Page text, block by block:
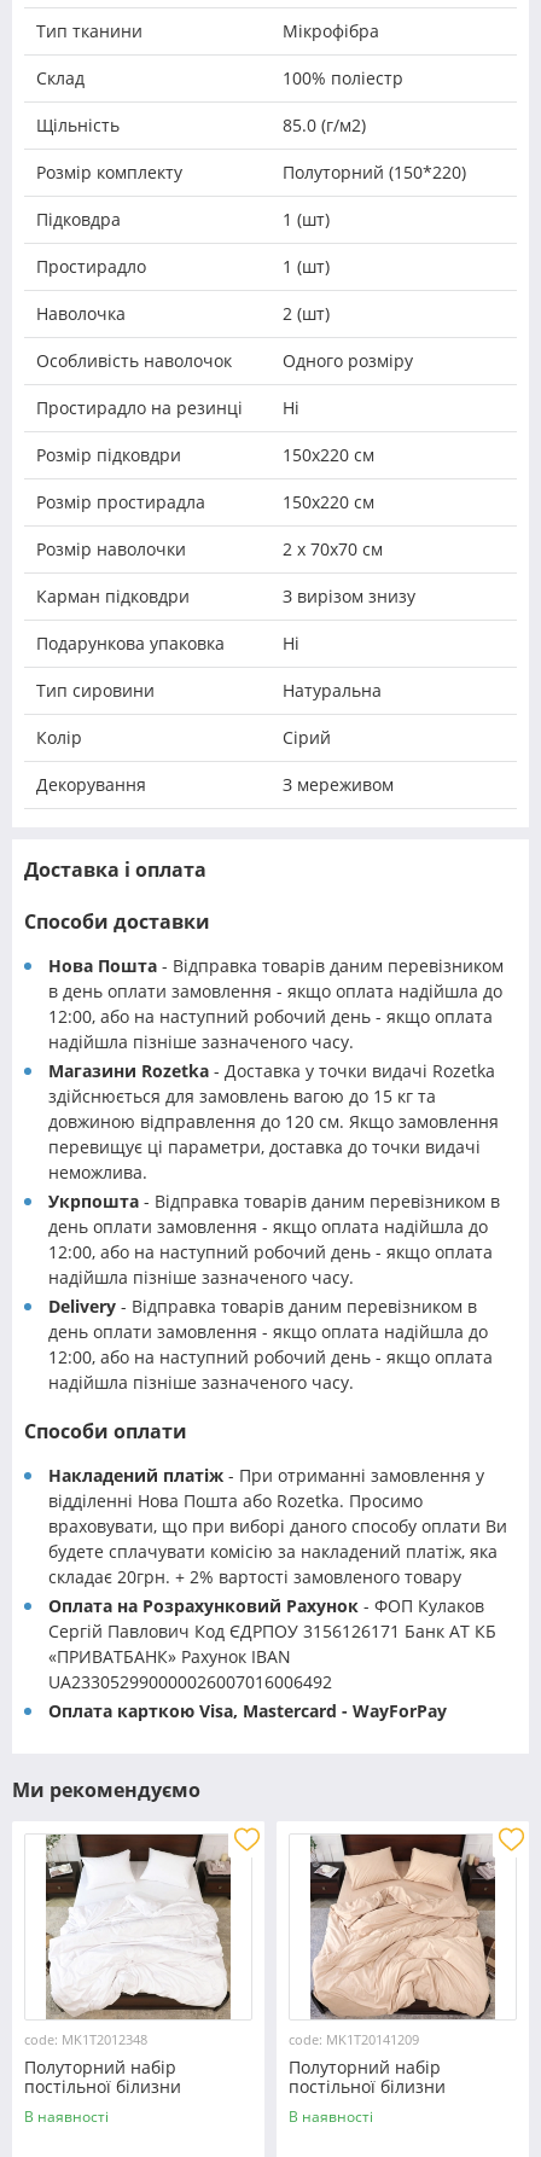
Тип тканини Мікрофібра
Склад 100% поліестр
Щільність 85.0 (г/м2)
Розмір комплекту Полуторний (150*220)
Підковдра 1 (шт)
Простирадло 1 (шт)
Наволочка 2 (шт)
Особливість наволочок Одного розміру
Простирадло на резинці Ні
Розмір підковдри 150х220 см
Розмір простирадла 150х220 см
Розмір наволочки 2 х 70х70 см
Карман підковдри З вирізом знизу
Подарункова упаковка Ні
Тип сировини Натуральна
Колір Сірий
Декорування З мереживом
Доставка і оплата
Способи доставки
Нова Пошта - Відправка товарів даним перевізником
в день оплати замовлення - якщо оплата надійшла до
12:00, або на наступний робочий день - якщо оплата
надійшла пізніше зазначеного часу.
Магазини Rozetka - Доставка у точки видачі Rozetka
здійснюється для замовлень вагою до 15 кг та
довжиною відправлення до 120 см. Якщо замовлення
перевищує ці параметри, доставка до точки видачі
неможлива.
Укрпошта - Відправка товарів даним перевізником в
день оплати замовлення - якщо оплата надійшла до
12:00, або на наступний робочий день - якщо оплата
надійшла пізніше зазначеного часу.
Delivery - Відправка товарів даним перевізником в
день оплати замовлення - якщо оплата надійшла до
12:00, або на наступний робочий день - якщо оплата
надійшла пізніше зазначеного часу.
Способи оплати
Накладений платіж - При отриманні замовлення у
відділенні Нова Пошта або Rozetka. Просимо
враховувати, що при виборі даного способу оплати Ви
будете сплачувати комісію за накладений платіж, яка
складає 20грн. + 2% вартості замовленого товару
Оплата на Розрахунковий Рахунок - ФОП Кулаков
Сергій Павлович Код ЄДРПОУ 3156126171 Банк АТ КБ
«ПРИВАТБАНК» Рахунок IBAN
UA233052990000026007016006492
Оплата карткою Visa, Mastercard - WayForPay
Ми рекомендуємо
code: MK1T2012348
Полуторний набір
постільної білизни
150*220 із мікрофібри
№2012348 Черешенка™
В наявності
code: MK1T20141209
Полуторний набір
постільної білизни
150*220 із мікрофібри
№20141209 Черешенка™
В наявності